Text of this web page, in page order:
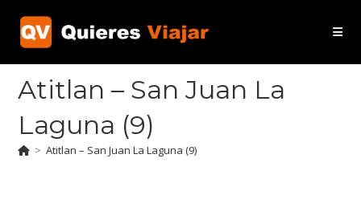
contenido
Atitlan – San Juan La
Laguna (9)
> Atitlan – San Juan La Laguna (9)